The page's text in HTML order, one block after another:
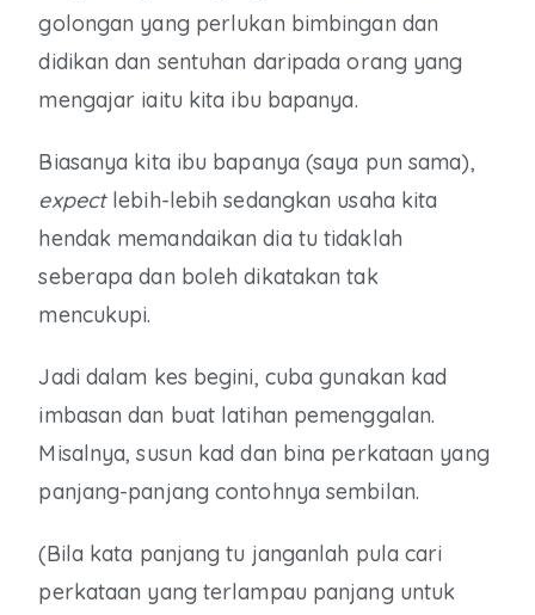
golongan yang perlukan bimbingan dan
didikan dan sentuhan daripada orang yang
mengajar iaitu kita ibu bapanya.
Biasanya kita ibu bapanya (saya pun sama),
expectlebih-lebih sedangkan usaha kita
hendak memandaikan dia tu tidaklah
seberapa dan boleh dikatakan tak
mencukupi.
Jadi dalam kes begini, cuba gunakan kad
imbasan dan buat latihan pemenggalan.
Misalnya, susun kad dan bina perkataan yang
panjang-panjang contohnya sembilan.
(Bila kata panjang tu janganlah pula cari
perkataan yang terlampau panjang untuk